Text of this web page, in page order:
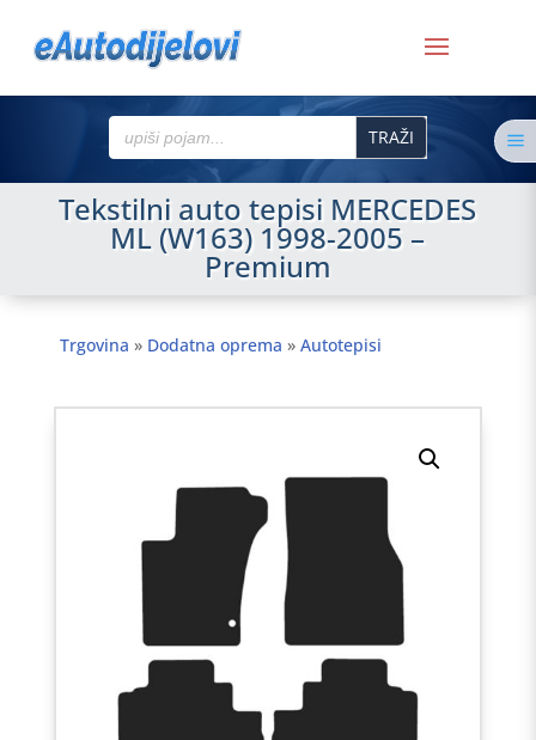
Search
for:
Tekstilni auto tepisi MERCEDES
ML (W163) 1998-2005 –
Premium
Trgovina » Dodatna oprema » Autotepisi
a